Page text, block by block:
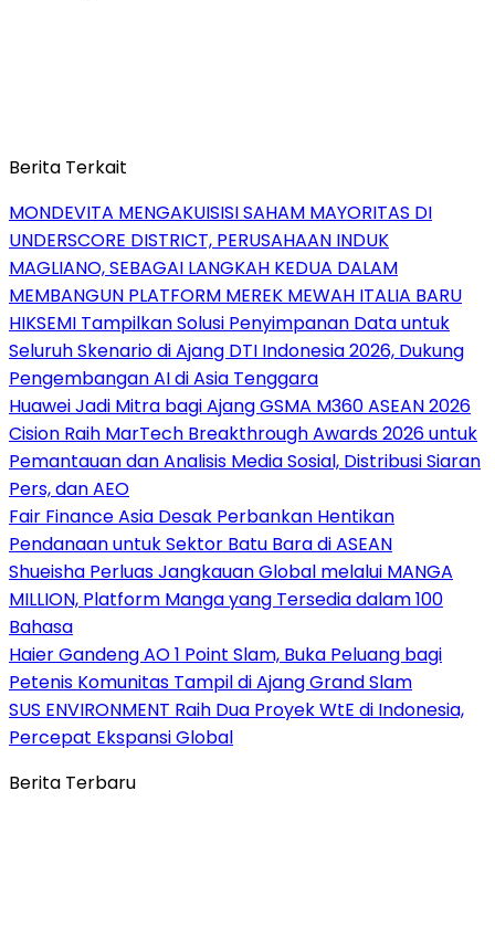
Berita Terkait
MONDEVITA MENGAKUISISI SAHAM MAYORITAS DI
UNDERSCORE DISTRICT, PERUSAHAAN INDUK
MAGLIANO, SEBAGAI LANGKAH KEDUA DALAM
MEMBANGUN PLATFORM MEREK MEWAH ITALIA BARU
HIKSEMI Tampilkan Solusi Penyimpanan Data untuk
Seluruh Skenario di Ajang DTI Indonesia 2026, Dukung
Pengembangan AI di Asia Tenggara
Huawei Jadi Mitra bagi Ajang GSMA M360 ASEAN 2026
Cision Raih MarTech Breakthrough Awards 2026 untuk
Pemantauan dan Analisis Media Sosial, Distribusi Siaran
Pers, dan AEO
Fair Finance Asia Desak Perbankan Hentikan
Pendanaan untuk Sektor Batu Bara di ASEAN
Shueisha Perluas Jangkauan Global melalui MANGA
MILLION, Platform Manga yang Tersedia dalam 100
Bahasa
Haier Gandeng AO 1 Point Slam, Buka Peluang bagi
Petenis Komunitas Tampil di Ajang Grand Slam
SUS ENVIRONMENT Raih Dua Proyek WtE di Indonesia,
Percepat Ekspansi Global
Berita Terbaru